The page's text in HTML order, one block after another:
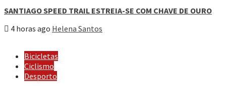
SANTIAGO SPEED TRAIL ESTREIA-SE COM CHAVE DE OURO
4 horas ago Helena Santos
Bicicletas
Ciclismo
Desporto